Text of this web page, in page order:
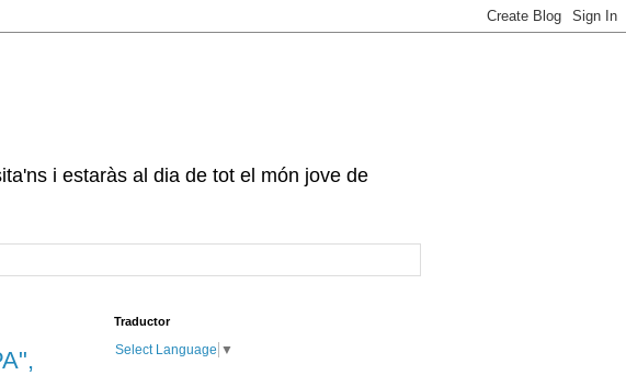
i estaràs al dia de tot el món jove de
Traductor
Select Language ▼